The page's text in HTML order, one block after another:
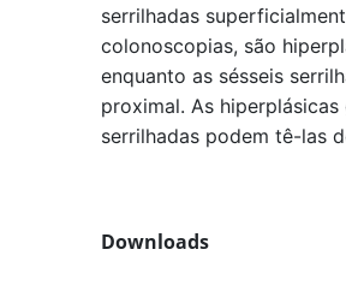
serrilhadas
colonoscopias, são
enquanto as sésseis
proximal. As
serrilhadas podem tê-las
Downloads